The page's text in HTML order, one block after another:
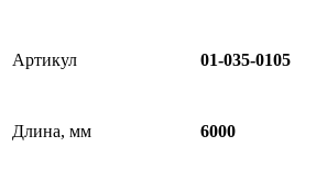
Артикул 01-035-0105
Длина, мм 6000